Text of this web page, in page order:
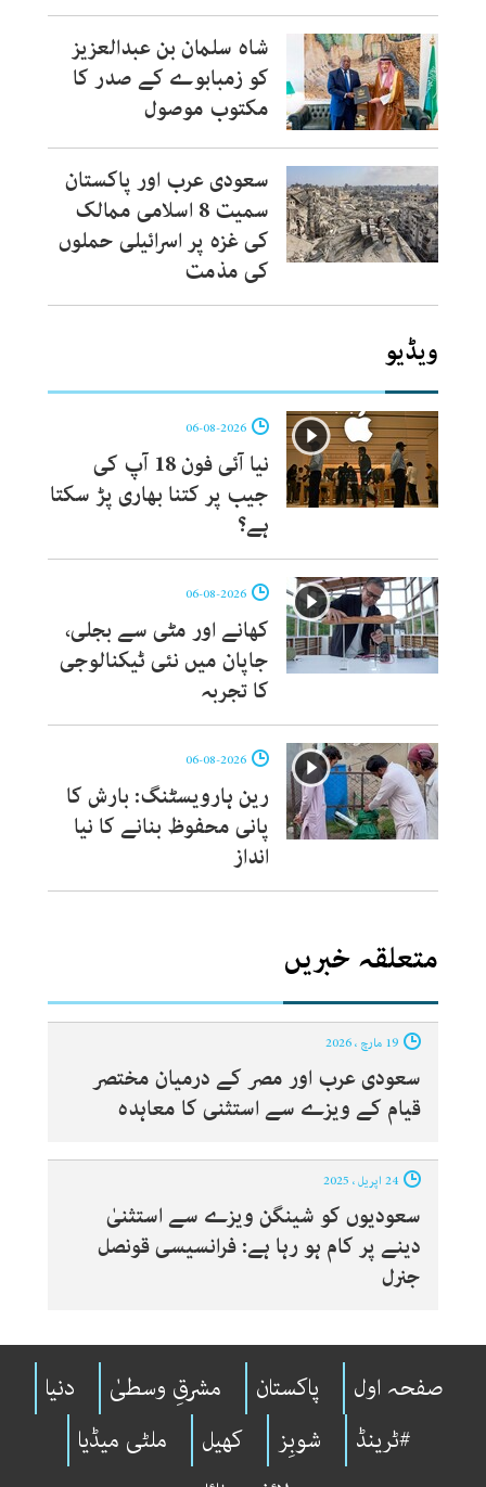
شاہ سلمان بن عبدالعزیز
کو زمبابوے کے صدر کا
مکتوب موصول
سعودی عرب اور پاکستان
سمیت 8 اسلامی ممالک
کی غزہ پر اسرائیلی حملوں
کی مذمت
ویڈیو
نیا آئی فون 18 آپ کی
جیب پر کتنا بھاری پڑ سکتا
ہے؟
کھانے اور مٹی سے بجلی،
جاپان میں نئی ٹیکنالوجی
کا تجربہ
رین ہارویسٹنگ: بارش کا
پانی محفوظ بنانے کا نیا
انداز
متعلقہ خبریں
سعودی عرب اور مصر کے درمیان مختصر
قیام کے ویزے سے استثنی کا معاہدہ
سعودیوں کو شینگن ویزے سے استثنیٰ
دینے پر کام ہو رہا ہے: فرانسیسی قونصل
جنرل
صفحہ اول پاکستان مشرقِ وسطیٰ
دنیا
#ٹرینڈ
شوبِز کھیل
ملٹی میڈیا